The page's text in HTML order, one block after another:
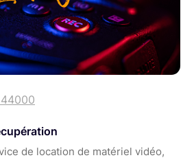
de location de matériel vidéo,